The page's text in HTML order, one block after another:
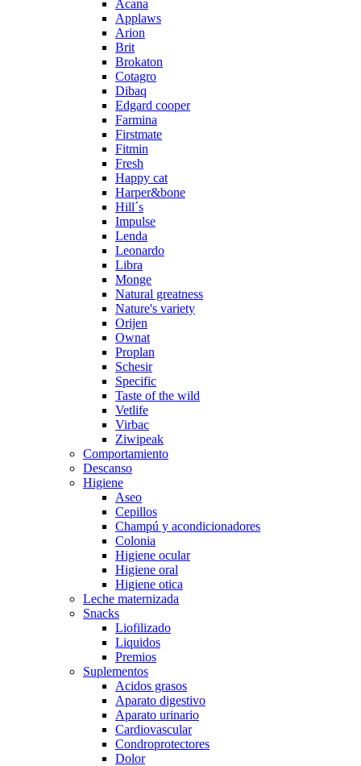
Acana
Applaws
Arion
Brit
Brokaton
Cotagro
Dibaq
Edgard cooper
Farmina
Firstmate
Fitmin
Fresh
Happy cat
Harper&bone
Hill´s
Impulse
Lenda
Leonardo
Libra
Monge
Natural greatness
Nature's variety
Orijen
Ownat
Proplan
Schesir
Specific
Taste of the wild
Vetlife
Virbac
Ziwipeak
Comportamiento
Descanso
Higiene
Aseo
Cepillos
Champú y acondicionadores
Colonia
Higiene ocular
Higiene oral
Higiene otica
Leche maternizada
Snacks
Liofilizado
Liquidos
Premios
Suplementos
Acidos grasos
Aparato digestivo
Aparato urinario
Cardiovascular
Condroprotectores
Dolor